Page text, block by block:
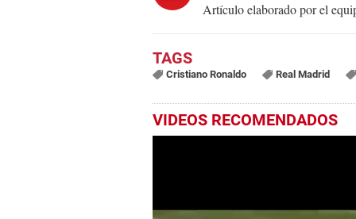
Artículo elaborado por el
Cristiano Ronaldo Real Madrid
VIDEOS RECOMENDADOS